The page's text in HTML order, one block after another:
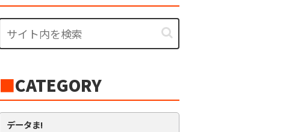
■CATEGORY
データま!